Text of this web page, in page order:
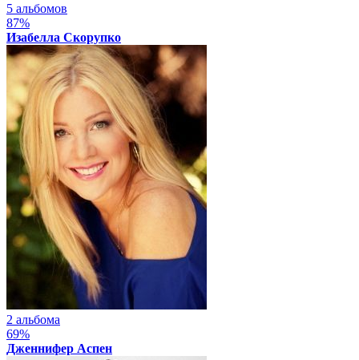
5 альбомов
87%
Изабелла Скорупко
2 альбома
69%
Дженнифер Аспен